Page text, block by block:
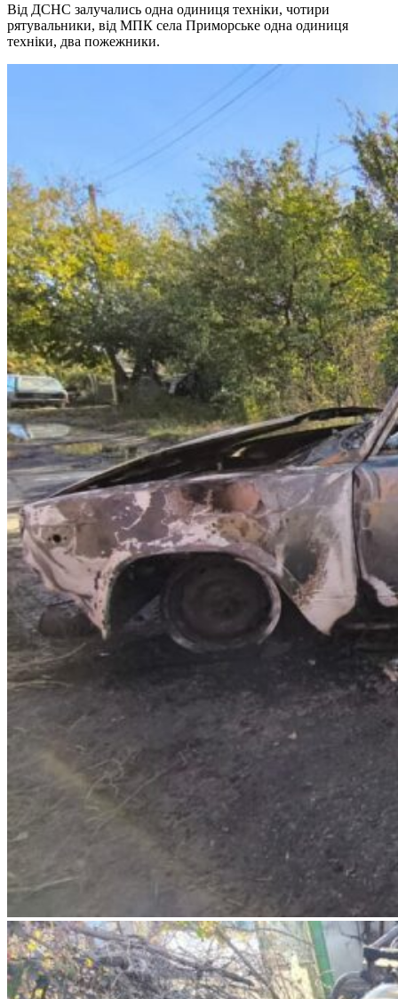
Від ДСНС залучались одна одиниця техніки, чотири
рятувальники, від МПК села Приморське одна одиниця
техніки, два пожежники.